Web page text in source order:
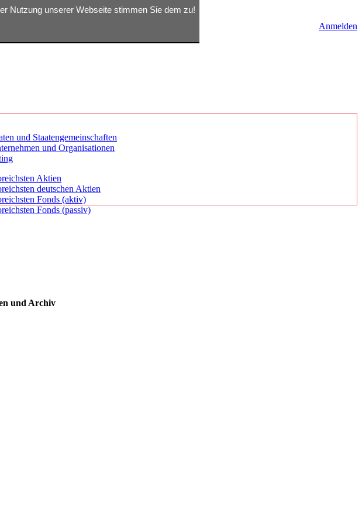
Anmelden
und Staatengemeinschaften
und Organisationen
Aktien
deutschen Aktien
Fonds (aktiv)
Fonds (passiv)
Nutzung unserer Webseite stimmen Sie dem zu!
und Archiv